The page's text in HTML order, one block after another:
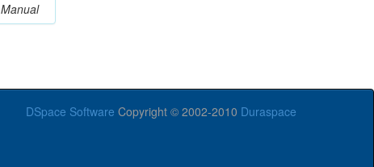
Manual
DSpace Software Copyright © 2002-2010 Duraspace